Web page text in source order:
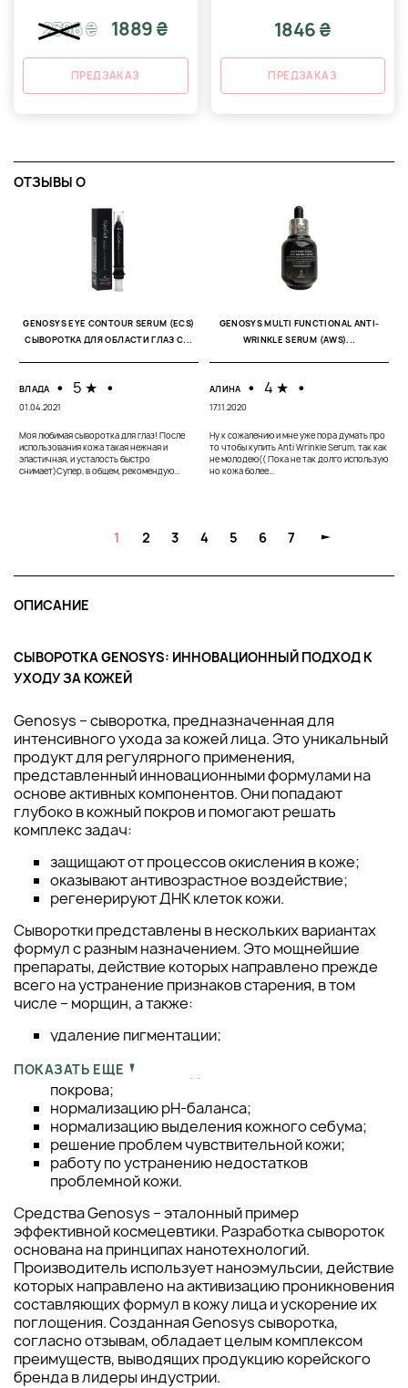
2396₴ 1889 ₴
ПРЕДЗАКАЗ
1846 ₴
ПРЕДЗАКАЗ
ОТЗЫВЫ O
GENOSYS EYE CONTOUR SERUM (ECS)
СЫВОРОТКА ДЛЯ ОБЛАСТИ ГЛАЗ С...
ВЛАДА • 5 ★ •
01.04.2021
Моя любимая сыворотка для глаз! После
использования кожа такая нежная и
эластичная, и усталость быстро
снимает)Супер, в общем, рекомендую...
GENOSYS MULTI FUNCTIONAL ANTI-
WRINKLE SERUM (AWS)...
АЛИНА • 4 ★ •
17.11.2020
Ну к сожалению и мне уже пора думать про
то чтобы купить Anti Wrinkle Serum, так как
не молодею(( Пока не так долго использую
но кожа более...
1 2 3 4 5 6 7
ОПИСАНИЕ
СЫВОРОТКА GENOSYS: ИННОВАЦИОННЫЙ ПОДХОД К
УХОДУ ЗА КОЖЕЙ
Genosys – сыворотка, предназначенная для
интенсивного ухода за кожей лица. Это уникальный
продукт для регулярного применения,
представленный инновационными формулами на
основе активных компонентов. Они попадают
глубоко в кожный покров и помогают решать
комплекс задач:
защищают от процессов окисления в коже;
оказывают антивозрастное воздействие;
регенерируют ДНК клеток кожи.
Сыворотки представлены в нескольких вариантах
формул с разным назначением. Это мощнейшие
препараты, действие которых направлено прежде
всего на устранение признаков старения, в том
числе – морщин, а также:
удаление пигментации;
восстановление водного баланса кожного
покрова;
нормализацию pH-баланса;
нормализацию выделения кожного себума;
решение проблем чувствительной кожи;
работу по устранению недостатков
проблемной кожи.
Средства Genosys – эталонный пример
эффективной космецевтики. Разработка сывороток
основана на принципах нанотехнологий.
Производитель использует наноэмульсии, действие
которых направлено на активизацию проникновения
составляющих формул в кожу лица и ускорение их
поглощения. Созданная Genosys сыворотка,
согласно отзывам, обладает целым комплексом
преимуществ, выводящих продукцию корейского
бренда в лидеры индустрии.
ПОКАЗАТЬ ЕЩЕ